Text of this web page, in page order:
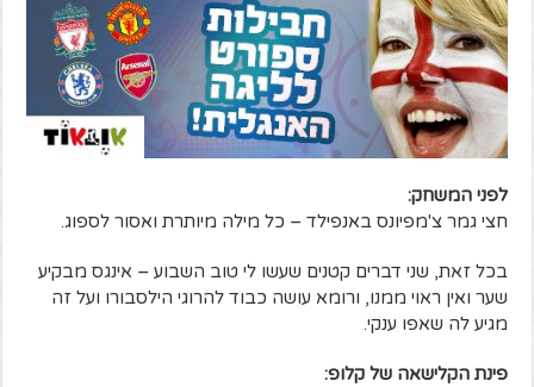
לפני המשחק:
חצי גמר צ'מפיונס באנפילד – כל מילה מיותרת ואסור לספוג.
בכל זאת, שני דברים קטנים שעשו לי טוב השבוע – אינגס מבקיע
שער ואין ראוי ממנו, ורומא עושה כבוד להרוגי הילסבורו ועל זה
מגיע לה שאפו ענקי.
פינת הקלישאה של קלופ: